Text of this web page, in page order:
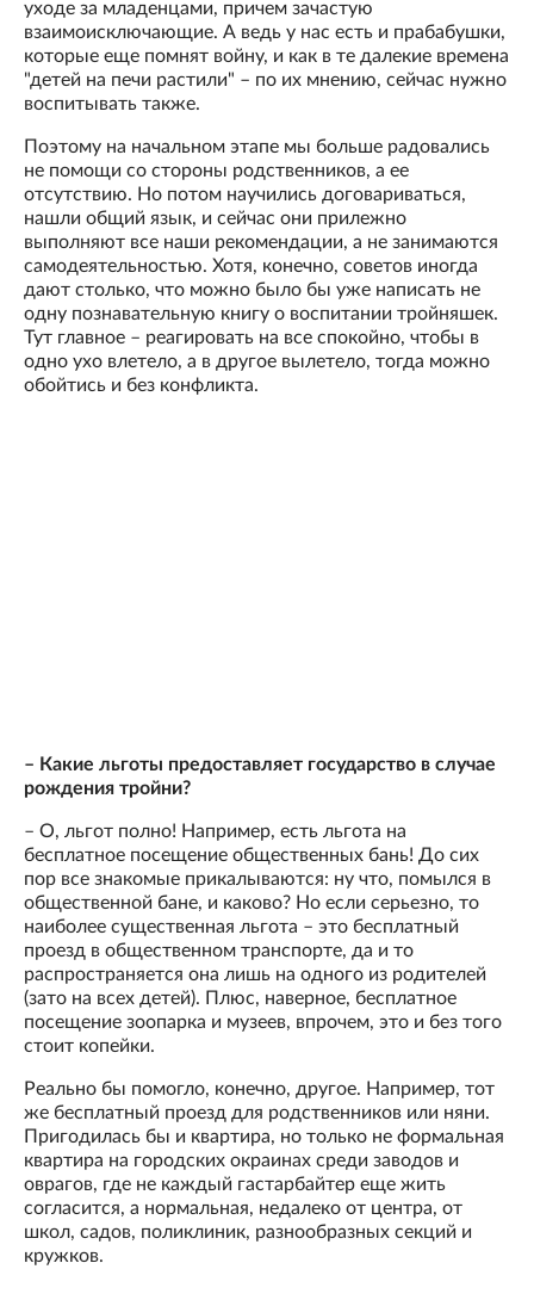
уходе за младенцами, причем зачастую
взаимоисключающие. А ведь у нас есть и прабабушки,
которые еще помнят войну, и как в те далекие времена
"детей на печи растили" – по их мнению, сейчас нужно
воспитывать также.
Поэтому на начальном этапе мы больше радовались
не помощи со стороны родственников, а ее
отсутствию. Но потом научились договариваться,
нашли общий язык, и сейчас они прилежно
выполняют все наши рекомендации, а не занимаются
самодеятельностью. Хотя, конечно, советов иногда
дают столько, что можно было бы уже написать не
одну познавательную книгу о воспитании тройняшек.
Тут главное – реагировать на все спокойно, чтобы в
одно ухо влетело, а в другое вылетело, тогда можно
обойтись и без конфликта.
– Какие льготы предоставляет государство в случае
рождения тройни?
– О, льгот полно! Например, есть льгота на
бесплатное посещение общественных бань! До сих
пор все знакомые прикалываются: ну что, помылся в
общественной бане, и каково? Но если серьезно, то
наиболее существенная льгота – это бесплатный
проезд в общественном транспорте, да и то
распространяется она лишь на одного из родителей
(зато на всех детей). Плюс, наверное, бесплатное
посещение зоопарка и музеев, впрочем, это и без того
стоит копейки.
Реально бы помогло, конечно, другое. Например, тот
же бесплатный проезд для родственников или няни.
Пригодилась бы и квартира, но только не формальная
квартира на городских окраинах среди заводов и
оврагов, где не каждый гастарбайтер еще жить
согласится, а нормальная, недалеко от центра, от
школ, садов, поликлиник, разнообразных секций и
кружков.